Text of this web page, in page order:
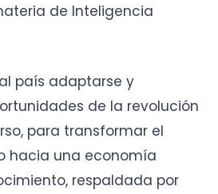
de Inteligencia
país adaptarse y
de la revolución
para transformar el
hacia una economía
respaldada por